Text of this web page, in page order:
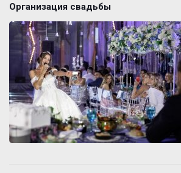
Организация свадьбы